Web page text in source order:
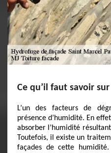
Ce qu’il faut savoir
L’un des facteurs de
présence d’humidité. En
absorber l’humidité
Toutefois, il existe un
façades de cette